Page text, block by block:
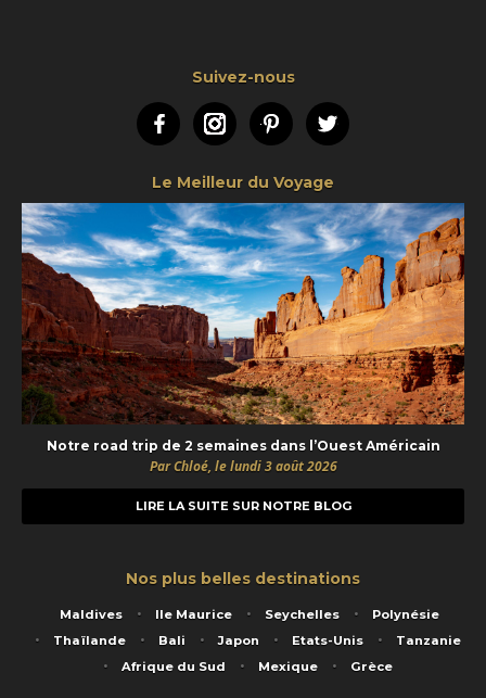
Suivez-nous
FacebookInstagramPinterestTwitter
Le Meilleur du Voyage
Notre road trip de 2 semaines dans l’Ouest Américain
Par Chloé, le lundi 3 août 2026
LIRE LA SUITE SUR NOTRE BLOG
Nos plus belles destinations
Maldives Ile Maurice Seychelles
Polynésie
Thaïlande
Bali Japon Etats-Unis
Tanzanie
Afrique du Sud
Mexique Grèce